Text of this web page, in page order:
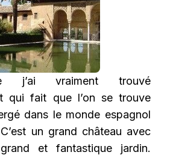
j’ai vraiment trouvé
qui fait que l’on se trouve
dans le monde espagnol
C’est un grand château avec
et fantastique jardin.